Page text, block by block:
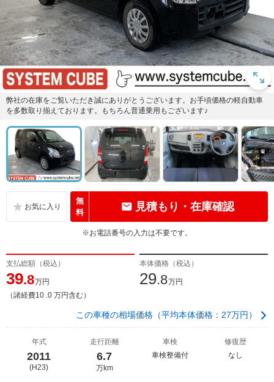
弊社の在庫をご覧いただき誠にありがとうございます。お手頃価格の軽自動車
を多数取り揃えております。もちろん普通乗用もございます♪
無
料
見積もり・在庫確認
※お電話番号の入力は不要です。
支払総額（税込）
39.8万円
（諸経費10 .0 万円含む）
本体価格（税込）
29.8万円
この車種の相場価格（平均本体価格：27万円）
年式
2011
(H23)
走行距離
6.7
万km
車検
車検整備付
修復歴
なし